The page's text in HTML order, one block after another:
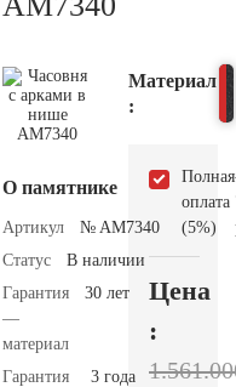
О памятнике
Артикул
№ AM7340
Статус
В наличии
Гарантия
—
материал
30 лет
Гарантия
3 года
Материал
:
Полная
оплата
(5%)
Цена
: